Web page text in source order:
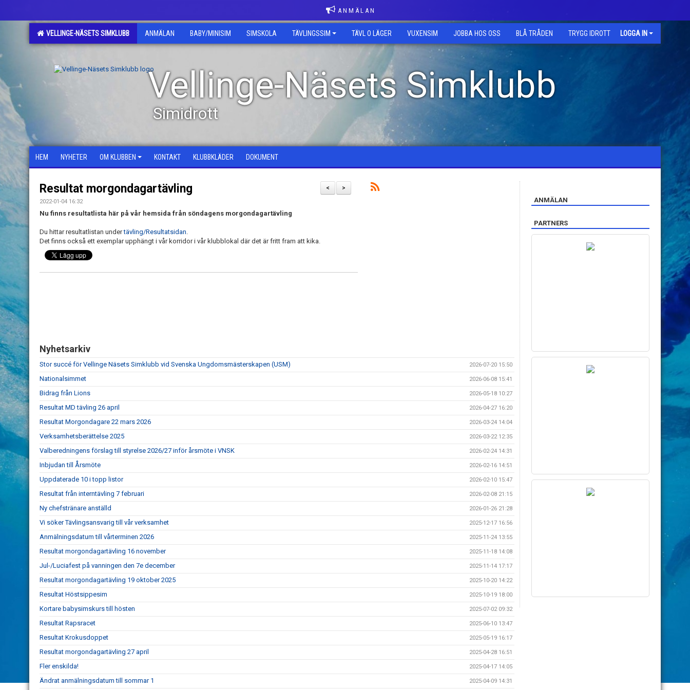
A N M Ä L A N
VELLINGE-NÄSETS SIMKLUBB ANMÄLAN BABY/MINISIM SIMSKOLA TÄVLINGSSIM TÄVL O LÄGER VUXENSIM JOBBA HOS OSS BLÅ TRÅDEN TRYGG IDROTT LOGGA IN
Vellinge-Näsets Simklubb
Simidrott
HEM NYHETER OM KLUBBEN KONTAKT KLUBBKLÄDER DOKUMENT
>
<
Resultat morgondagartävling
2022-01-04 16:32
Nu finns resultatlista här på vår hemsida från söndagens morgondagartävling
Du hittar resultatlistan undertävling/Resultatsidan.
Det finns också ett exemplar upphängt i vår korridor i vår klubblokal där det är fritt fram att kika.
Nyhetsarkiv
Stor succé för Vellinge Näsets Simklubb vid Svenska Ungdomsmästerskapen (USM) 2026-07-20 15:50
Nationalsimmet 2026-06-08 15:41
Bidrag från Lions 2026-05-18 10:27
Resultat MD tävling 26 april 2026-04-27 16:20
Resultat Morgondagare 22 mars 2026 2026-03-24 14:04
Verksamhetsberättelse 2025 2026-03-22 12:35
Valberedningens förslag till styrelse 2026/27 inför årsmöte i VNSK 2026-02-24 14:31
Inbjudan till Årsmöte 2026-02-16 14:51
Uppdaterade 10 i topp listor 2026-02-10 15:47
Resultat från interntävling 7 februari 2026-02-08 21:15
Ny chefstränare anställd 2026-01-26 21:28
Vi söker Tävlingsansvarig till vår verksamhet 2025-12-17 16:56
Anmälningsdatum till vårterminen 2026 2025-11-24 13:55
Resultat morgondagartävling 16 november 2025-11-18 14:08
Jul-/Luciafest på vanningen den 7e december 2025-11-14 17:17
Resultat morgondagartävling 19 oktober 2025 2025-10-20 14:22
Resultat Höstsippesim 2025-10-19 18:00
Kortare babysimskurs till hösten 2025-07-02 09:32
Resultat Rapsracet 2025-06-10 13:47
Resultat Krokusdoppet 2025-05-19 16:17
Resultat morgondagartävling 27 april 2025-04-28 16:51
Fler enskilda! 2025-04-17 14:05
Ändrat anmälningsdatum till sommar 1 2025-04-09 14:31
ANMÄLAN
PARTNERS